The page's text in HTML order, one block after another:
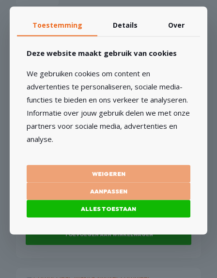
GERELATEERDE PRODUCTEN
Combi Deal: Wegenbouw set
€295,14 € 243,92excl BTW
TOEVOEGEN AAN WINKELWAGEN
Combi Deal: Ventilatie set
388,81excl BTW
TOEVOEGEN AAN WINKELWAGEN
Toestemming Details Over
Deze website maakt gebruik van cookies
We gebruiken cookies om content en
advertenties te personaliseren, sociale media-
functies te bieden en ons verkeer te analyseren.
Informatie over jouw gebruik delen we met onze
partners voor sociale media, advertenties en
analyse.
WEIGEREN
AANPASSEN
ALLES TOESTAAN